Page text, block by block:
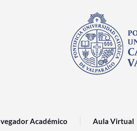
Académico Aula Virtual